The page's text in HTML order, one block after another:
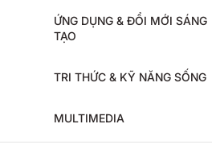
ỨNG DỤNG & ĐỔI MỚI SÁNG
TẠO
TRI THỨC & KỸ NĂNG SỐNG
MULTIMEDIA